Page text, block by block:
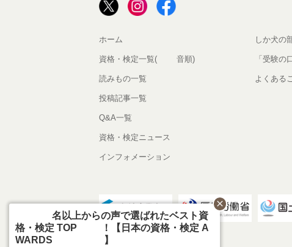
ホーム
資格・検定一覧(50音順)
読みもの一覧
投稿記事一覧
Q&A一覧
資格・検定ニュース
インフォメーション
しか犬の
「受験の
よくある
800名以上からの声で選ばれたベスト資
格・検定 TOP10！【日本の資格・検定 A
WARDS 2026】
close